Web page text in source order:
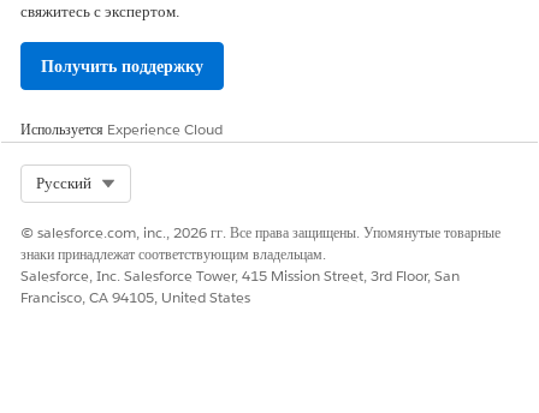
свяжитесь с экспертом.
Получить поддержку
Используется Experience Cloud
Русский
© salesforce.com, inc., 2026 гг. Все права защищены. Упомянутые товарные
знаки принадлежат соответствующим владельцам.
Salesforce, Inc. Salesforce Tower, 415 Mission Street, 3rd Floor, San
Francisco, CA 94105, United States